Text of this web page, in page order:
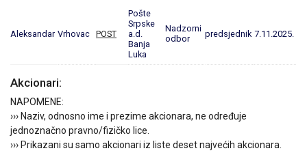
Aleksandar Vrhovac POST
Pošte
Srpske
a.d.
Banja
Luka
Nadzorni
odbor
predsjednik 7.11.2025.
Akcionari:
NAPOMENE:
››› Naziv, odnosno ime i prezime akcionara, ne određuje
jednoznačno pravno/fizičko lice.
››› Prikazani su samo akcionari iz liste deset najvećih akcionara.